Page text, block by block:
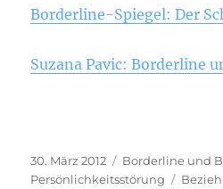
Borderline-Spiegel: Der
Suzana Pavic: Borderline
Veröffentlicht
am
30. März 2012 Kategorien
Borderline und
Persönlichkeitsstörung